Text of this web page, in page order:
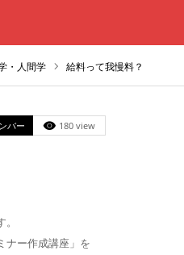
・人間学 給料って我慢料？
バー 180 view
ナー作成講座」を